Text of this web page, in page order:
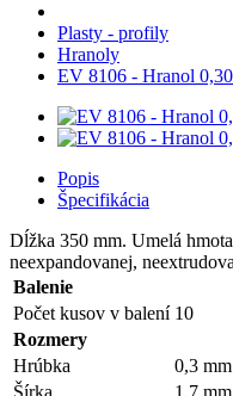
Plasty - profily
Hranoly
EV 8106 - Hranol
Popis
Špecifikácia
Dĺžka 350 mm. Umelá
neexpandovanej,
Balenie
Počet kusov v balení 10
Rozmery
Hrúbka
0,3 mm
Šírka
1,7 mm